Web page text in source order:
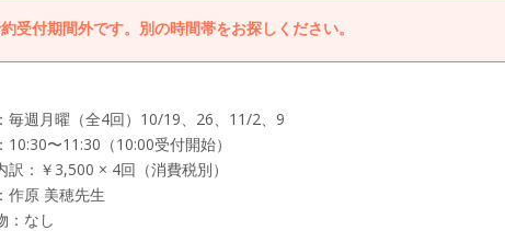
受付期間外です。別の時間帯をお探しください。
毎週月曜（全4回）10/19、26、11/2、9
10:30〜11:30（10:00受付開始）
訳：￥3,500 × 4回（消費税別）
作原 美穂先生
：なし